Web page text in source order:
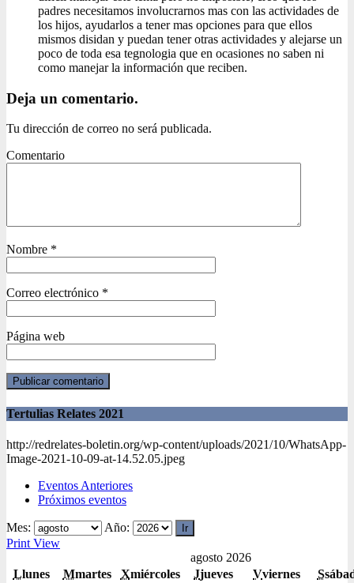
padres necesitamos involucrarnos mas con las actividades de
los hijos, ayudarlos a tener mas opciones para que ellos
mismos disidan y puedan tener otras actividades y alejarse un
poco de toda esa tegnologia que en ocasiones no saben ni
como manejar la información que reciben.
Deja un comentario.
Tu dirección de correo no será publicada.
Comentario
Nombre *
Correo electrónico *
Página web
Tertulias Relates 2021
http://redrelates-boletin.org/wp-content/uploads/2021/10/WhatsApp-
Image-2021-10-09-at-14.52.05.jpeg
Eventos Anteriores
Próximos eventos
Mes:
Año:
Print View
agosto 2026
Llunes Mmartes Xmiércoles Jjueves Vviernes S